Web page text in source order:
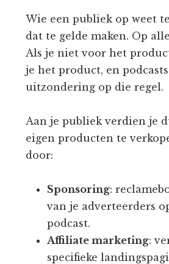
Wie een publiek op weet
dat te gelde maken. Op
Als je niet voor het
je het product, en
uitzondering op die regel.
Aan je publiek verdien je
eigen producten te
door:
Sponsoring:
van je adverteerders
podcast.
Affiliate marketing:
specifieke